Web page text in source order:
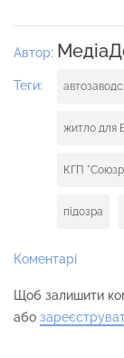
Автор:
Теги:
житло для
КГП
підозра
Коментарі
Щоб залишити
або